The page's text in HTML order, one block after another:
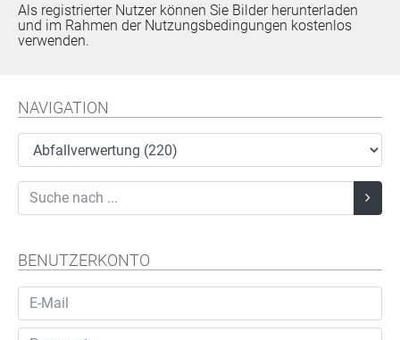
Als registrierter Nutzer können Sie Bilder herunterladen
und im Rahmen der Nutzungsbedingungen kostenlos
verwenden.
NAVIGATION
BENUTZERKONTO